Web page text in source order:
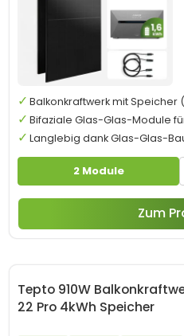
2 Module
Balkonkraftwerk mit Speicher
Bifaziale Glas-Glas-Module
Langlebig dank Glas-Glas-
Zum
Tepto 910W
22 Pro 4kWh Speicher